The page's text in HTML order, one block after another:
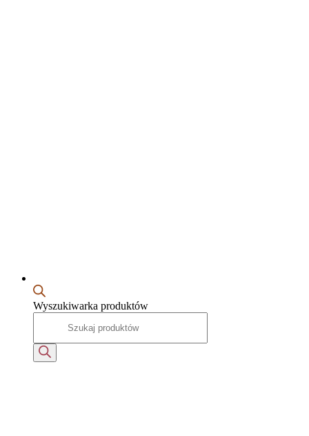
Wyszukiwarka produktów